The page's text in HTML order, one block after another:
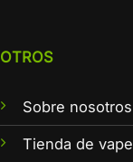
OTROS
Sobre nosotros
Tienda de